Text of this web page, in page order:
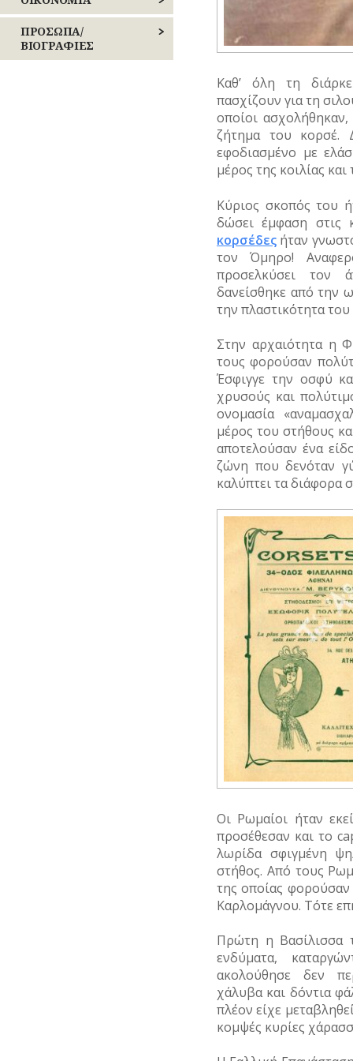
ΡΕΜΑΤΑ
ΣΥΓΚΟΙΝΩΝΙΕΣ
Δημώδης
μετεωρολογία
Φυτά
Παιχνίδια
Σχολική
ζωή
ΕΠΑΝΑΣΤΑΣΕΙΣ
ΚΙΝΗΜΑΤΑ
ΒΙΟΜΗΧΑΝΙΑ
–
ΕΜΠΟΡΙΟ
ΠΡΟΣΩΠΑ/
ΒΙΟΓΡΑΦΙΕΣ
Καθ’ όλη τη
πασχίζουν για τη
οποίοι
ζήτημα του κορσέ.
εφοδιασμένο με
μέρος της κοιλίας
Κύριος σκοπός του
δώσει έμφαση στις
κορσέδες ήταν
τον Όμηρο!
προσελκύσει τον
δανείσθηκε από την
την πλαστικότητα
Στην αρχαιότητα η
τους φορούσαν
Έσφιγγε την οσφύ
χρυσούς και
ονομασία
μέρος του στήθους
αποτελούσαν ένα
ζώνη που δενόταν
καλύπτει τα διάφορα
Οι Ρωμαίοι ήταν
προσέθεσαν και το
λωρίδα σφιγμένη
στήθος. Από τους
της οποίας
Καρλομάγνου. Τότε
Πρώτη η Βασίλισσα
ενδύματα,
ακολούθησε δεν
χάλυβα και δόντια
πλέον είχε
κομψές κυρίες